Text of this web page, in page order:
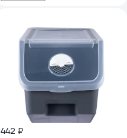
442 ₽